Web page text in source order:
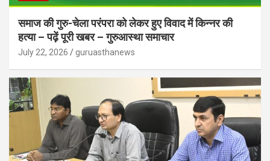
समाज की गुरु-चेला परंपरा को लेकर हुए विवाद में किन्नर की
हत्या – पढ़ें पूरी खबर – गुरुआस्था समाचार
July 22, 2026 guruasthanews